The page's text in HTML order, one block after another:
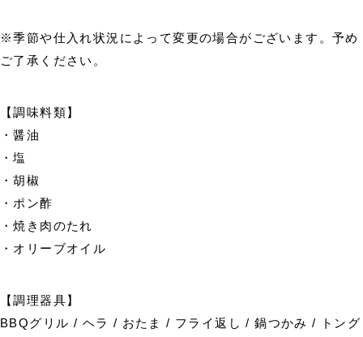
※季節や仕入れ状況によって変更の場合がございます。予め
ご了承ください。
【調味料類】
・醤油
・塩
・胡椒
・ポン酢
・焼き肉のたれ
・オリーブオイル
【調理器具】
BBQグリル / ヘラ / おたま / フライ返し / 鍋つかみ / トング